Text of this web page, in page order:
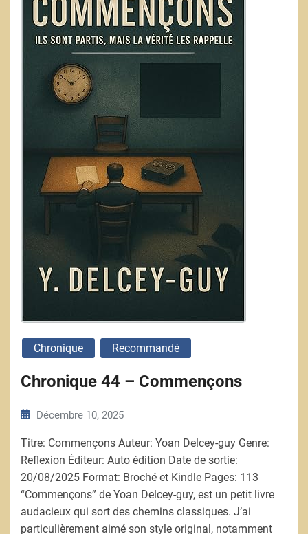
Chronique Recommandé
Chronique 44 – Commençons
Décembre 10, 2025
Titre: Commençons Auteur: Yoan Delcey-guy Genre:
Reflexion Éditeur: Auto édition Date de sortie:
20/08/2025 Format: Broché et Kindle Pages: 113
“Commençons” de Yoan Delcey-guy, est un petit livre
audacieux qui sort des chemins classiques. J’ai
particulièrement aimé son style original, notamment